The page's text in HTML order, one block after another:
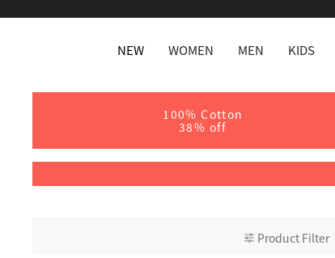
NEW WOMEN MEN KIDS
100% Cotton
38% off
Product Filter